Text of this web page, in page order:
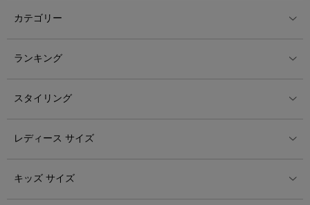
カテゴリー
ランキング
スタイリング
レディース サイズ
キッズ サイズ